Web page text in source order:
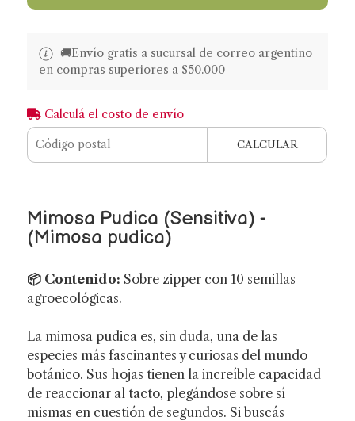
🚚​​Envío gratis a sucursal de correo argentino
en compras superiores a $50.000
Calculá el costo de envío
CALCULAR
Mimosa Pudica (Sensitiva) -
(Mimosa pudica)
📦 Contenido: Sobre zipper con 10 semillas
agroecológicas.
La mimosa pudica es, sin duda, una de las
especies más fascinantes y curiosas del mundo
botánico. Sus hojas tienen la increíble capacidad
de reaccionar al tacto, plegándose sobre sí
mismas en cuestión de segundos. Si buscás